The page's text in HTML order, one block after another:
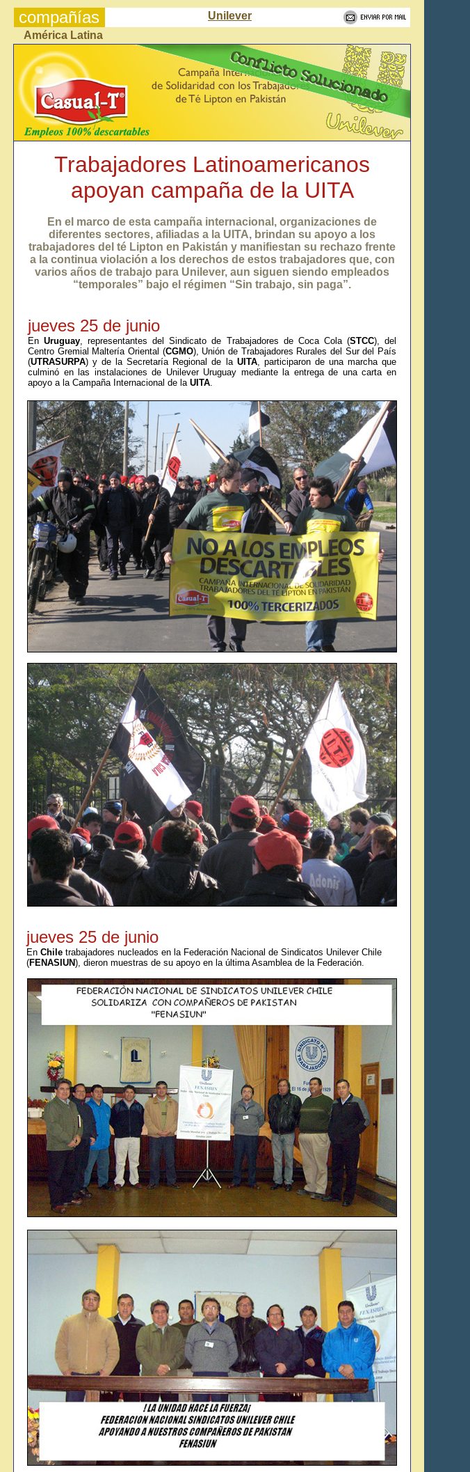
compañías
Unilever
América Latina
Trabajadores Latinoamericanos
apoyan campaña de la UITA
En el marco de esta campaña internacional, organizaciones de
diferentes sectores, afiliadas a la UITA, brindan su apoyo a los
trabajadores del té Lipton en Pakistán y manifiestan su rechazo frente
a la continua violación a los derechos de estos trabajadores que, con
varios años de trabajo para Unilever, aun siguen siendo empleados
“temporales” bajo el régimen “Sin trabajo, sin paga”.
jueves 25 de junio
EnUruguay, representantes del Sindicato de Trabajadores de Coca Cola (STCC), del
Centro Gremial Maltería Oriental (CGMO), Unión de Trabajadores Rurales del Sur del País
(UTRASURPA) y de la Secretaría Regional de la UITA, participaron de una marcha que
culminó en las instalaciones de Unilever Uruguay mediante la entrega de una carta en
apoyo a la Campaña Internacional de la UITA.
jueves 25 de junio
En Chile trabajadores nucleados en la Federación Nacional de Sindicatos Unilever Chile
(FENASIUN), dieron muestras de su apoyo en la última Asamblea de la Federación.